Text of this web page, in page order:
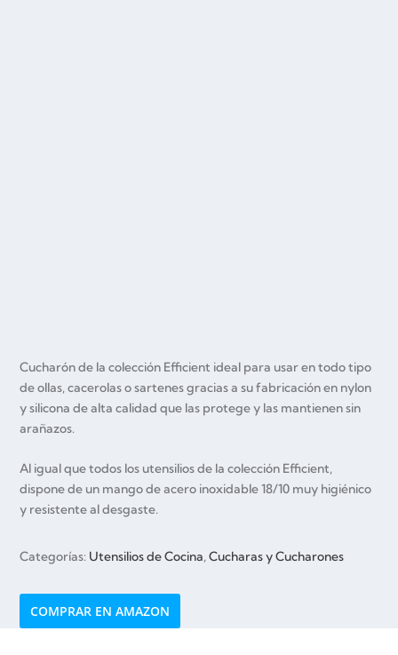
Cucharón de la colección Efficient ideal para usar en todo tipo
de ollas, cacerolas o sartenes gracias a su fabricación en nylon
y silicona de alta calidad que las protege y las mantienen sin
arañazos.
Al igual que todos los utensilios de la colección Efficient,
dispone de un mango de acero inoxidable 18/10 muy higiénico
y resistente al desgaste.
Categorías: Utensilios de Cocina,Cucharas y Cucharones
COMPRAR EN AMAZON